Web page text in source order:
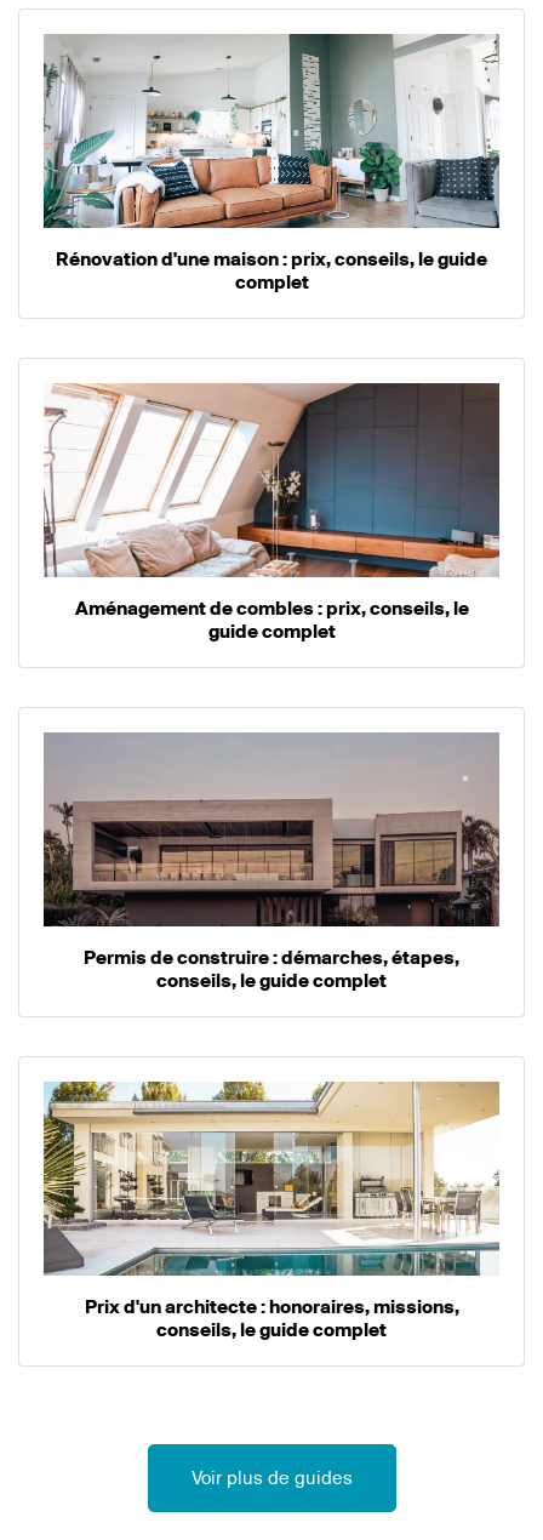
Rénovation d'une maison : prix, conseils, le guide
complet
Aménagement de combles : prix, conseils, le
guide complet
Permis de construire : démarches, étapes,
conseils, le guide complet
Prix d'un architecte : honoraires, missions,
conseils, le guide complet
Voir plus de guides